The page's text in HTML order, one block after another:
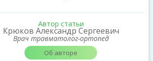
Автор статьи
Крюков Александр Сергеевич
Врач травматолог-ортопед
Об авторе